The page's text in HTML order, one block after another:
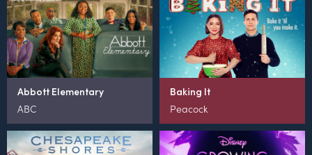
Abbott Elementary
ABC
Baking It
Peacock